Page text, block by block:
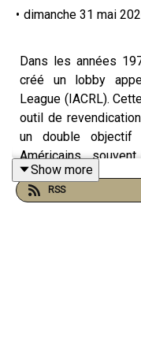
• dimanche 31 mai
Dans les années
créé un lobby
League (IACRL).
outil de
un double objectif
Américains,
protéger les intérêts
Show more
RSS